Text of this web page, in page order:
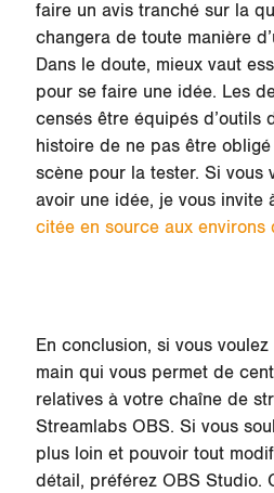
faire un avis tranché sur la
changera de toute manière
Dans le doute, mieux vaut
pour se faire une idée. Les
censés être équipés d’outils
histoire de ne pas être
scène pour la tester. Si vous
avoir une idée, je vous invite
citée en source aux environs
En conclusion, si vous
main qui vous permet de
relatives à votre chaîne de
Streamlabs OBS. Si vous
plus loin et pouvoir tout
détail, préférez OBS Studio.